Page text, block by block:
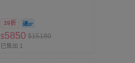
39折
$5850 $15180
已售出 1